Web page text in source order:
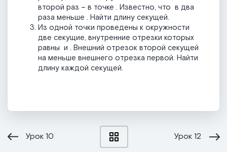
второй раз – в точке . Известно, что в два
раза меньше . Найти длину секущей.
Из одной точки проведены к окружности
две секущие, внутренние отрезки которых
равны и . Внешний отрезок второй секущей
на меньше внешнего отрезка первой. Найти
длину каждой секущей.
Урок10 Урок12